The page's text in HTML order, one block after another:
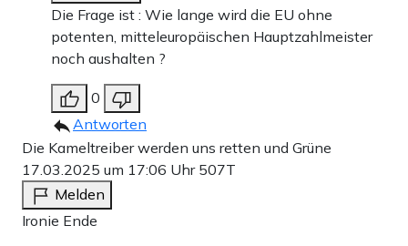
Die Frage ist : Wie lange wird die EU ohne
potenten, mitteleuropäischen Hauptzahlmeister
noch aushalten ?
0
Antworten
Die Kameltreiber werden uns retten und Grüne
17.03.2025 um 17:06 Uhr 507T
Melden
Ironie Ende